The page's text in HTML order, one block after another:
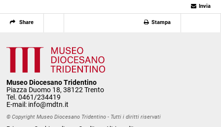
Share
Invia
Stampa
Museo Diocesano Tridentino
Piazza Duomo 18, 38122 Trento
Tel. 0461/234419
E-mail: info@mdtn.it
© Copyright Museo Diocesano Tridentino - Tutti i diritti riservati